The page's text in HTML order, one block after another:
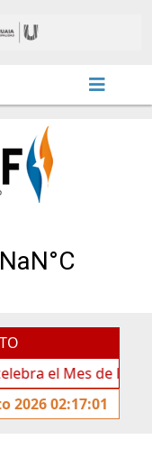
Mes de las
2026 02:17:01